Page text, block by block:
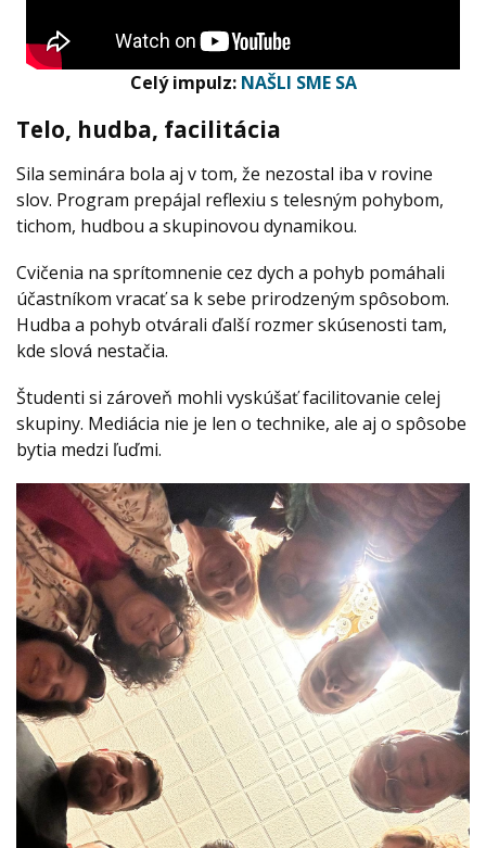
Celý impulz: NAŠLI SME SA
Telo, hudba, facilitácia
Sila seminára bola aj v tom, že nezostal iba v rovine
slov. Program prepájal reflexiu s telesným pohybom,
tichom, hudbou a skupinovou dynamikou.
Cvičenia na sprítomnenie cez dych a pohyb pomáhali
účastníkom vracať sa k sebe prirodzeným spôsobom.
Hudba a pohyb otvárali ďalší rozmer skúsenosti tam,
kde slová nestačia.
Študenti si zároveň mohli vyskúšať facilitovanie celej
skupiny. Mediácia nie je len o technike, ale aj o spôsobe
bytia medzi ľuďmi.